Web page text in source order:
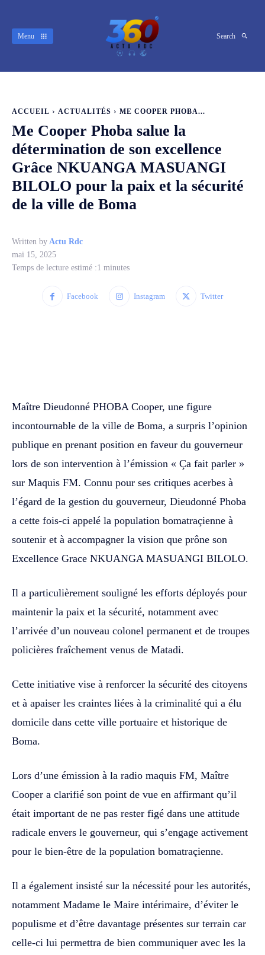
Menu Search
ACCUEIL ACTUALITÉS ME COOPER PHOBA...
Me Cooper Phoba salue la
détermination de son excellence
Grâce NKUANGA MASUANGI
BILOLO pour la paix et la sécurité
de la ville de Boma
Written by Actu Rdc
mai 15, 2025
Temps de lecture estimé :1 minutes
Facebook Instagram Twitter
‎Maître Dieudonné PHOBA Cooper, une figure
incontournable de la ville de Boma, a surpris l’opinion
publique en prenant position en faveur du gouverneur
lors de son intervention à l’émission « Ça fait parler »
sur Maquis FM. ‎‎Connu pour ses critiques acerbes à
l’égard de la gestion du gouverneur, Dieudonné Phoba
a cette fois-ci appelé la population bomatraçienne à
soutenir et à accompagner la vision que prône son
Excellence Grace NKUANGA MASUANGI BILOLO.
‎‎Il a particulièrement souligné les efforts déployés pour
maintenir la paix et la sécurité, notamment avec
l’arrivée d’un nouveau colonel permanent et de troupes
policières fraîchement venus de Matadi.
Cette initiative vise à renforcer la sécurité des citoyens
et à apaiser les craintes liées à la criminalité qui a élu
domicile dans cette ville portuaire et historique de
Boma.‎‎
Lors d’une émission à la radio maquis FM, Maître
Cooper a clarifié son point de vue en affirmant qu’il
était important de ne pas rester figé dans une attitude
radicale envers le gouverneur, qui s’engage activement
pour le bien-être de la population bomatraçienne.
‎‎Il a également insisté sur la nécessité pour les autorités,
notamment Madame le Maire intérimaire, d’éviter le
populisme et d’être davantage présentes sur terrain car
celle-ci lui permettra de bien communiquer avec les la